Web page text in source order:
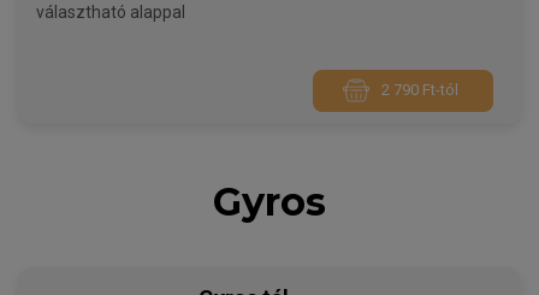
választható alappal
2 790 Ft-tól
Gyros